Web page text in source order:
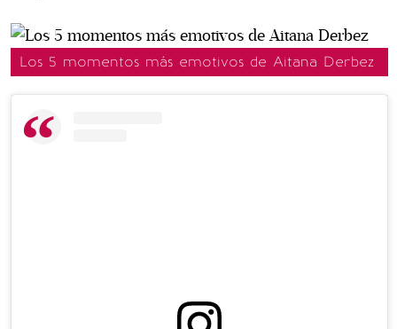
Los 5 momentos más emotivos de Aitana Derbez